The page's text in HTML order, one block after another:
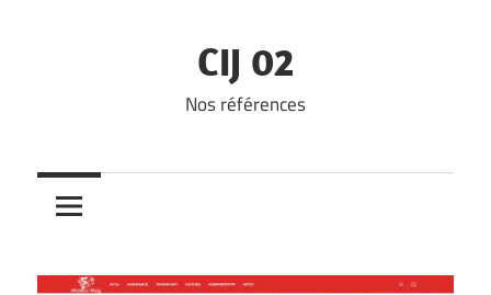
CIJ 02
Nos références